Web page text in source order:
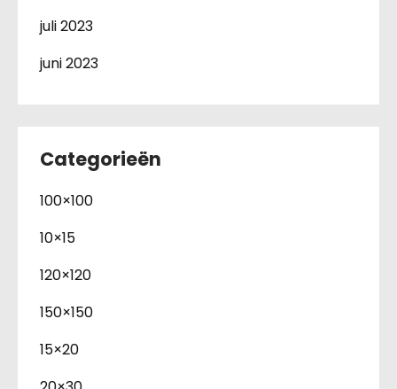
juli 2023
juni 2023
Categorieën
100×100
10×15
120×120
150×150
15×20